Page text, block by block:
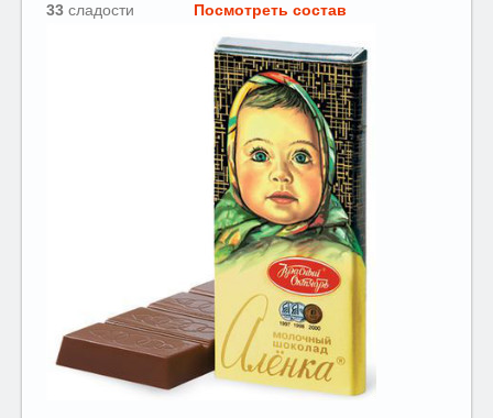
33 сладости Посмотреть состав